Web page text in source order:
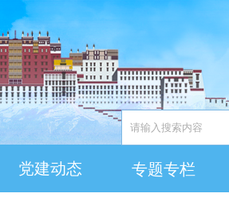
党建动态 专题专栏